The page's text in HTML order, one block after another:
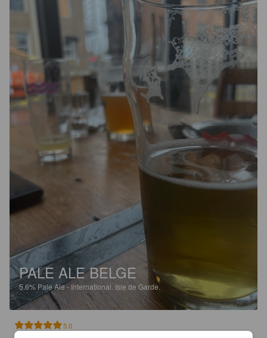
PALE ALE BELGE
5.6%Pale Ale - International. Isle de Garde.
5.0